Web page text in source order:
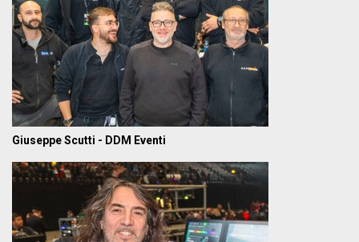
Giuseppe Scutti - DDM Eventi